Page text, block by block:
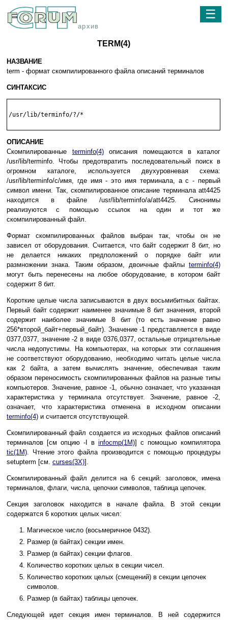
архив
☰
TERM(4)
НАЗВАНИЕ
term - формат скомпилированного файла описаний терминалов
СИНТАКСИС
/usr/lib/terminfo/?/*
ОПИСАНИЕ
Скомпилированные terminfo(4)описания помещаются в каталог
/usr/lib/terminfo. Чтобы предотвратить последовательный поиск в
огромном каталоге, используется двухуровневая схема:
/usr/lib/terminfo/с/имя, где имя - это имя терминала, а с - первый
символ имени. Так, скомпилированное описание терминала att4425
находится в файле /usr/lib/terminfo/a/att4425. Синонимы
реализуются с помощью ссылок на один и тот же
скомпилированный файл.
Формат скомпилированных файлов выбран так, чтобы он не
зависел от оборудования. Считается, что байт содержит 8 бит, но
не делается никаких предположений о порядке байт или
размножении знака. Таким образом, двоичные файлы terminfo(4)
могут быть перенесены на любое оборудование, в котором байт
содержит 8 бит.
Короткие целые числа записываются в двух восьмибитных байтах.
Первый байт содержит наименее значимые 8 бит значения, второй
содержит наиболее значимые 8 бит (то есть значение равно
256*второй_байт+первый_байт). Значение -1 представляется в виде
0377,0377, значение -2 в виде 0376,0377, остальные отрицательные
числа недопустимы. На компьютерах, на которых эти соглашения
не соответствуют оборудованию, необходимо читать целые числа
как 2 байта, а затем вычислять значение, обеспечивая таким
образом переносимость скомпилированных файлов на разные типы
компьютеров. Значение, равное -1, обычно означает, что указанная
характеристика у терминала отсутствует. Значение, равное -2,
означает, что характеристика отменена в исходном описании
terminfo(4) и считается отсутствующей.
Скомпилированный файл создается из исходных файлов описаний
терминалов [см опцию -I в infocmp(1M)] с помощью компилятора
tic(1M). Чтение этого файла производится с помощью процедуры
setupterm [см. curses(3X)].
Скомпилированный файл делится на 6 секций: заголовок, имена
терминалов, флаги, числа, цепочки символов, таблица цепочек.
Секция заголовок находится в начале файла. В этой секции
содержатся 6 коротких целых чисел:
Магическое число (восьмеричное 0432).
Размер (в байтах) секции имен.
Размер (в байтах) секции флагов.
Количество коротких целых в секции чисел.
Количество коротких целых (смещений) в секции цепочек
символов.
Размер (в байтах) таблицы цепочек.
Следующей идет секция имен терминалов. В ней содержится